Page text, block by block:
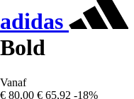
adidas
Bold
Vanaf
€ 80,00 € 65,92 -18%